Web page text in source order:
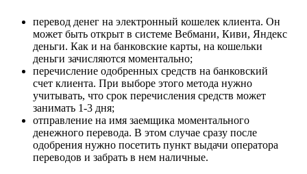
перевод денег на электронный кошелек клиента. Он
может быть открыт в системе Вебмани, Киви, Яндекс
деньги. Как и на банковские карты, на кошельки
деньги зачисляются моментально;
перечисление одобренных средств на банковский
счет клиента. При выборе этого метода нужно
учитывать, что срок перечисления средств может
занимать 1-3 дня;
отправление на имя заемщика моментального
денежного перевода. В этом случае сразу после
одобрения нужно посетить пункт выдачи оператора
переводов и забрать в нем наличные.